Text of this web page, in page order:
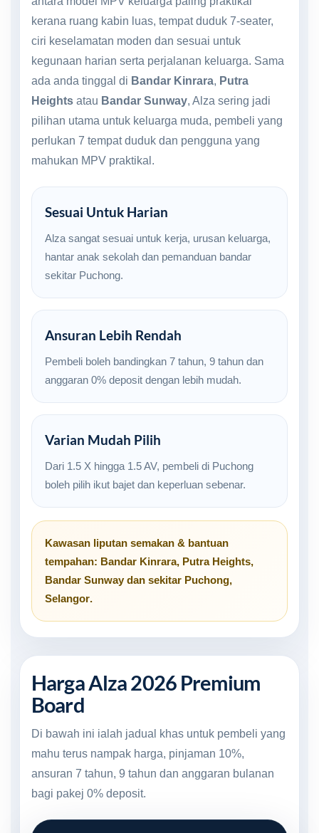
kerana ruang kabin luas, tempat duduk 7-seater,
ciri keselamatan moden dan sesuai untuk
kegunaan harian serta perjalanan keluarga. Sama
ada anda tinggal di Bandar Kinrara, Putra
Heights atau Bandar Sunway, Alza sering jadi
pilihan utama untuk keluarga muda, pembeli yang
perlukan 7 tempat duduk dan pengguna yang
mahukan MPV praktikal.
Sesuai Untuk Harian
Alza sangat sesuai untuk kerja, urusan keluarga,
hantar anak sekolah dan pemanduan bandar
sekitar Puchong.
Ansuran Lebih Rendah
Pembeli boleh bandingkan 7 tahun, 9 tahun dan
anggaran 0% deposit dengan lebih mudah.
Varian Mudah Pilih
Dari 1.5 X hingga 1.5 AV, pembeli di Puchong
boleh pilih ikut bajet dan keperluan sebenar.
Kawasan liputan semakan & bantuan
tempahan: Bandar Kinrara, Putra Heights,
Bandar Sunwaydan sekitar Puchong,
Selangor.
Harga Alza 2026 Premium
Board
Di bawah ini ialah jadual khas untuk pembeli yang
mahu terus nampak harga, pinjaman 10%,
ansuran 7 tahun, 9 tahun dan anggaran bulanan
bagi pakej 0% deposit.